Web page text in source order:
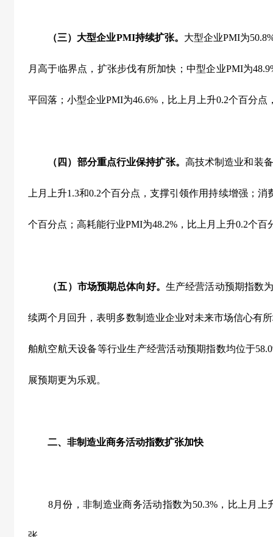
（三）大型企业PMI持续扩张。 大型企业PMI为
月高于临界点，扩张步伐有所加快；中型企业PMI为
平回落；小型企业PMI为46.6% ，比上月上升0.2个百分点
（四）部分重点行业保持扩张。 高技术制造业和装
上月上升1.3和0.2个百分点，支撑引领作用持续增强；消
个百分点；高耗能行业PMI为48.2% ，比上月上升0.2个百
（五）市场预期总体向好。 生产经营活动预期指数
续两个月回升，表明多数制造业企业对未来市场信心有
舶航空航天设备等行业生产经营活动预期指数均位于
展预期更为乐观。
二、非制造业商务活动指数扩张加快
8月份，非制造业商务活动指数为50.3%，比上月上